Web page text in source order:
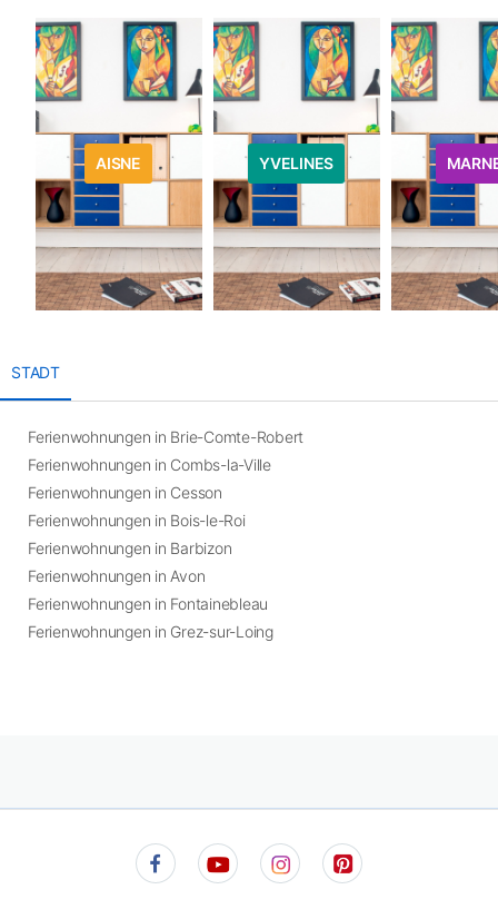
AISNE YVELINES
STADT
Ferienwohnungen in Brie-Comte-Robert
Ferienwohnungen in Combs-la-Ville
Ferienwohnungen in Cesson
Ferienwohnungen in Bois-le-Roi
Ferienwohnungen in Barbizon
Ferienwohnungen in Avon
Ferienwohnungen in Fontainebleau
Ferienwohnungen in Grez-sur-Loing